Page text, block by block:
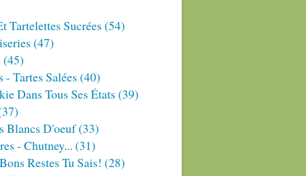
Tartelettes Sucrées (54)
(47)
(45)
- Tartes Salées (40)
Dans Tous Ses États (39)
Blancs D'oeuf(33)
- Chutney... (31)
Restes Tu Sais! (28)